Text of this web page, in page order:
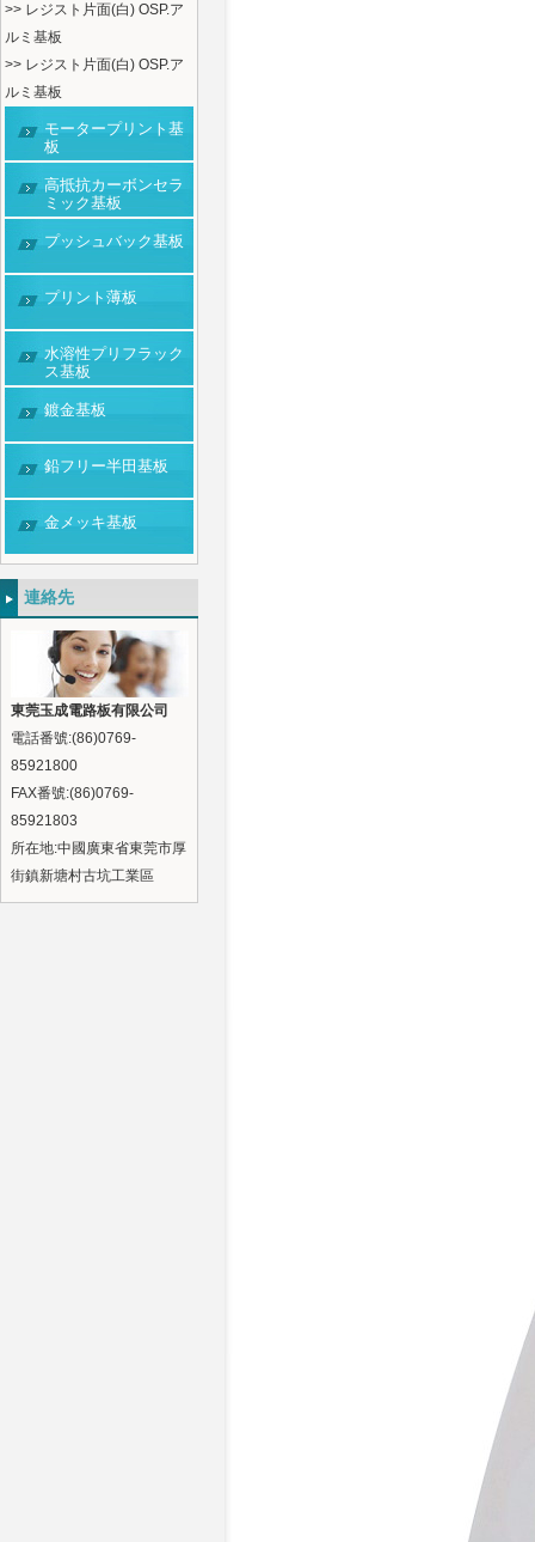
>> レジスト片面(白) OSP.ア
ルミ基板
>> レジスト片面(白) OSP.ア
ルミ基板
モータープリント基
板
高抵抗カーボンセラ
ミック基板
プッシュバック基板
プリント薄板
水溶性プリフラック
ス基板
鍍金基板
鉛フリー半田基板
金メッキ基板
連絡先
東莞玉成電路板有限公司
電話番號:(86)0769-
85921800
FAX番號:(86)0769-
85921803
所在地:中國廣東省東莞市厚
街鎮新塘村古坑工業區